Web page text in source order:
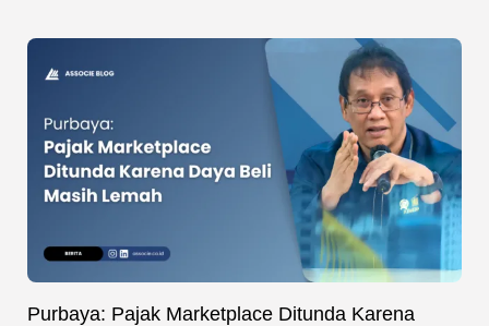
Purbaya: Pajak Marketplace Ditunda Karena